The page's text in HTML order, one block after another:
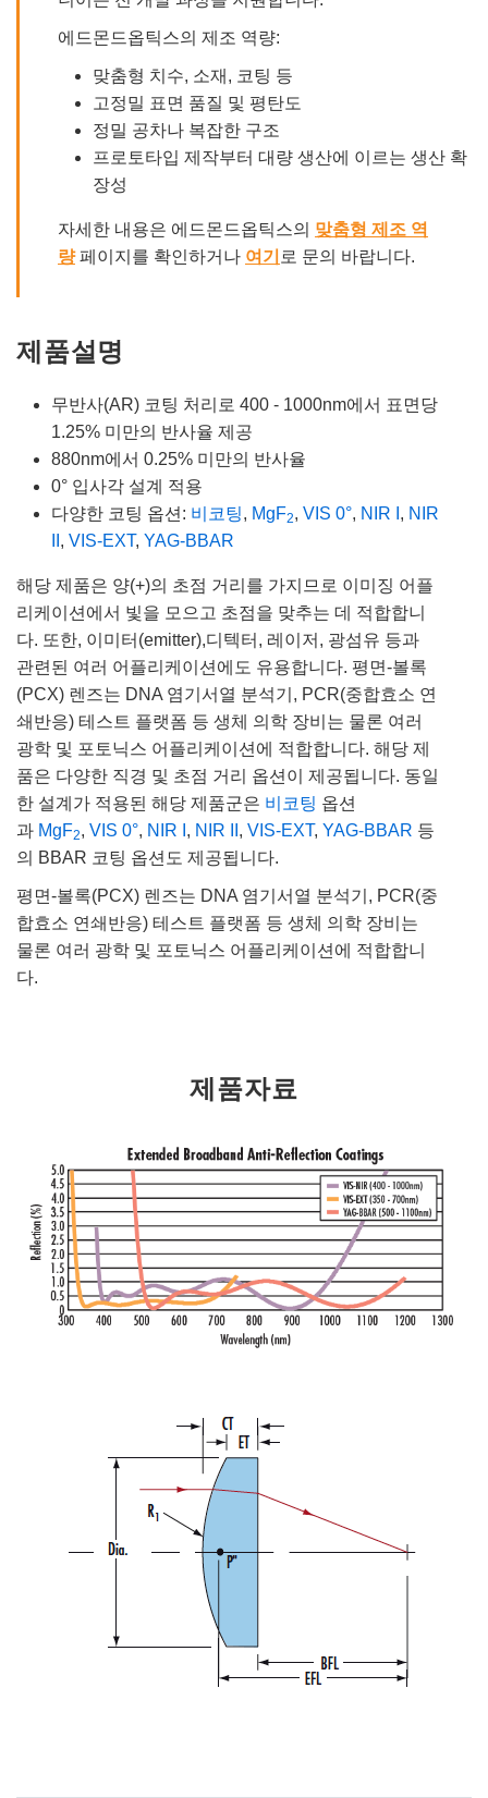
에드몬드옵틱스의 제조 역량:
맞춤형 치수, 소재, 코팅 등
고정밀 표면 품질 및 평탄도
정밀 공차나 복잡한 구조
프로토타입 제작부터 대량 생산에 이르는 생산 확
장성
자세한 내용은 에드몬드옵틱스의 맞춤형 제조 역
량페이지를 확인하거나 여기 로 문의 바랍니다.
제품설명
무반사(AR) 코팅 처리로 400 - 1000nm에서 표면당
1.25% 미만의 반사율 제공
880nm에서 0.25% 미만의 반사율
0° 입사각 설계 적용
다양한 코팅 옵션: 비코팅, MgF2, VIS 0°, NIR I , NIR
, VIS-EXT, YAG-BBAR
해당 제품은 양(+)의 초점 거리를 가지므로 이미징 어플
리케이션에서 빛을 모으고 초점을 맞추는 데 적합합니
다. 또한, 이미터(emitter),디텍터, 레이저, 광섬유 등과
관련된 여러 어플리케이션에도 유용합니다. 평면-볼록
(PCX) 렌즈는 DNA 염기서열 분석기, PCR(중합효소 연
쇄반응) 테스트 플랫폼 등 생체 의학 장비는 물론 여러
광학 및 포토닉스 어플리케이션에 적합합니다. 해당 제
품은 다양한 직경 및 초점 거리 옵션이 제공됩니다. 동일
한 설계가 적용된 해당 제품군은 비코팅 옵션
과 MgF2, VIS 0°, NIR I , NIR II , VIS-EXT, YAG-BBAR 등
의 BBAR 코팅 옵션도 제공됩니다.
평면-볼록(PCX) 렌즈는 DNA 염기서열 분석기, PCR(중
합효소 연쇄반응) 테스트 플랫폼 등 생체 의학 장비는
물론 여러 광학 및 포토닉스 어플리케이션에 적합합니
다.
제품자료